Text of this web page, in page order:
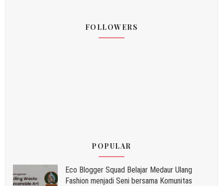
FOLLOWERS
POPULAR
Eco Blogger Squad Belajar Medaur Ulang
Fashion menjadi Seni bersama Komunitas